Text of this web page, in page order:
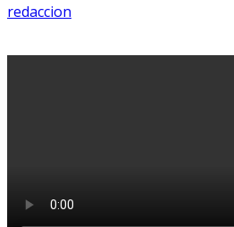
redaccion